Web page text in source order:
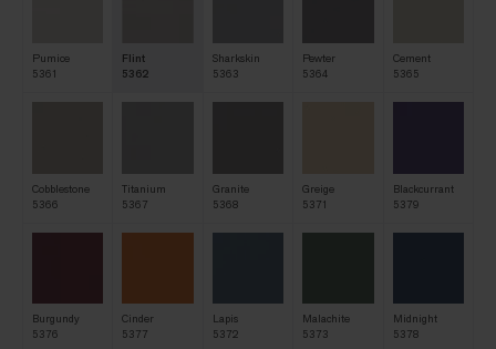
Pumice
5361
Flint
5362
Sharkskin
5363
Pewter
5364
Cement
5365
Cobblestone
5366
Titanium
5367
Granite
5368
Greige
5371
Blackcurrant
5379
Burgundy
5376
Cinder
5377
Lapis
5372
Malachite
5373
Midnight
5378